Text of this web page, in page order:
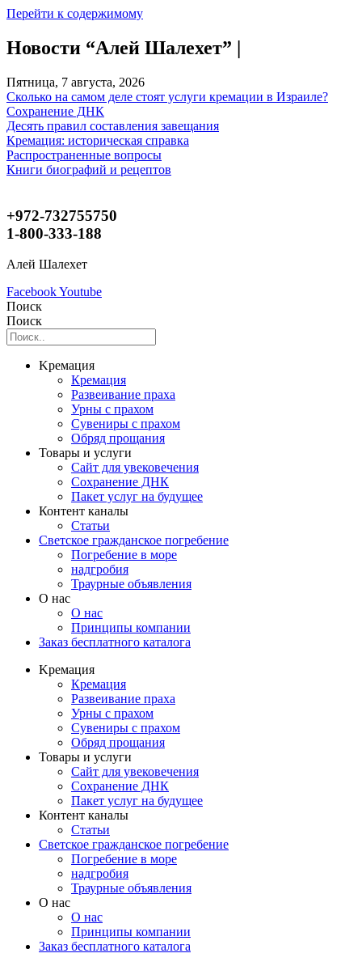
Перейти к содержимому
Новости “Алей Шалехет” |
Пятница, 7 августа, 2026
Сколько на самом деле стоят услуги кремации в Израиле?
Сохранение ДНК
Десять правил составления завещания
Кремация: историческая справка
Распространенные вопросы
Книги биографий и рецептов
+972-732755750
1-800-333-188
Алей Шалехет
FacebookYoutube
Поиск
Поиск
Kремация
Кремация
Развеивание праха
Урны с прахом
Сувениры с прахом
Обряд прощания
Товары и услуги
Сайт для увековечения
Сохранение ДНК
Пакет услуг на будущее
Контент каналы
Статьи
Светское гражданское погребение
Погребение в море
надгробия
Траурные объявления
О нас
О нас
Принципы компании
Заказ бесплатного каталога
Kремация
Кремация
Развеивание праха
Урны с прахом
Сувениры с прахом
Обряд прощания
Товары и услуги
Сайт для увековечения
Сохранение ДНК
Пакет услуг на будущее
Контент каналы
Статьи
Светское гражданское погребение
Погребение в море
надгробия
Траурные объявления
О нас
О нас
Принципы компании
Заказ бесплатного каталога